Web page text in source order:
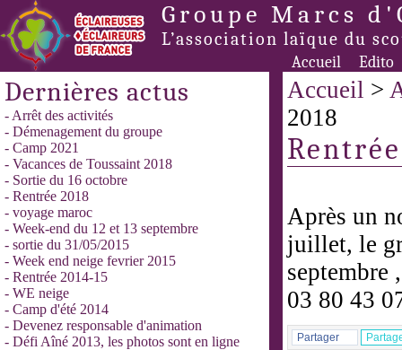
Groupe Marcs
L’association laïque du
Accueil Edito
Dernières actus
- Arrêt des activités
- Démenagement du groupe
- Camp 2021
- Vacances de Toussaint 2018
- Sortie du 16 octobre
- Rentrée 2018
- voyage maroc
- Week-end du 12 et 13 septembre
- sortie du 31/05/2015
- Week end neige fevrier 2015
- Rentrée 2014-15
- WE neige
- Camp d'été 2014
- Devenez responsable d'animation
- Défi Aîné 2013, les photos sont en ligne
Accueil >
2018
Après un
juillet, le
septembre
03 80 43
Partager